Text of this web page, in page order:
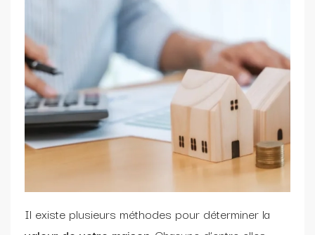
Il existe plusieurs méthodes pour déterminer la